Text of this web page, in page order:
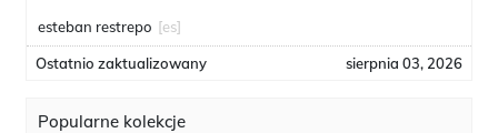
esteban restrepo [es]
Ostatnio zaktualizowany sierpnia 03, 2026
Popularne kolekcje